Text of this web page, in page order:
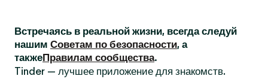
Встречаясь в реальной жизни, всегда следуй
нашим Советам по безопасности, а
такжеПравилам сообщества.
Tinder — лучшее приложение для знакомств.